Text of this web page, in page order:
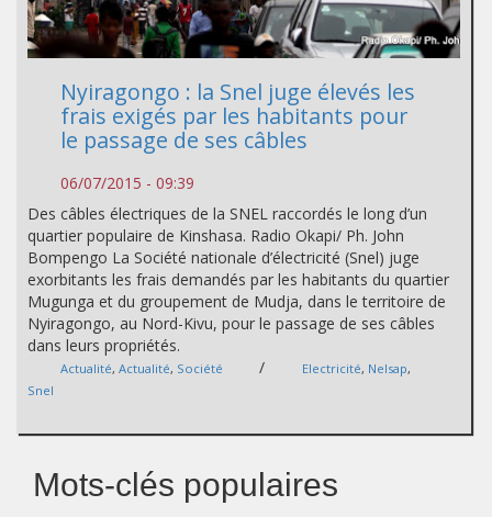
Nyiragongo : la Snel juge élevés les
frais exigés par les habitants pour
le passage de ses câbles
06/07/2015 - 09:39
Des câbles électriques de la SNEL raccordés le long d’un
quartier populaire de Kinshasa. Radio Okapi/ Ph. John
Bompengo La Société nationale d’électricité (Snel) juge
exorbitants les frais demandés par les habitants du quartier
Mugunga et du groupement de Mudja, dans le territoire de
Nyiragongo, au Nord-Kivu, pour le passage de ses câbles
dans leurs propriétés.
Actualité, Actualité, Société / Electricité, Nelsap,
Snel
Mots-clés populaires